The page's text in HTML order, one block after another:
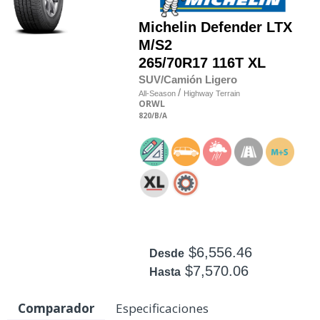
Michelin Defender LTX
M/S2
265/70R17 116T XL
SUV/Camión Ligero
All-Season / Highway Terrain
ORWL
820/B/A
Desde $6,556.46
Hasta $7,570.06
Comparador Especificaciones